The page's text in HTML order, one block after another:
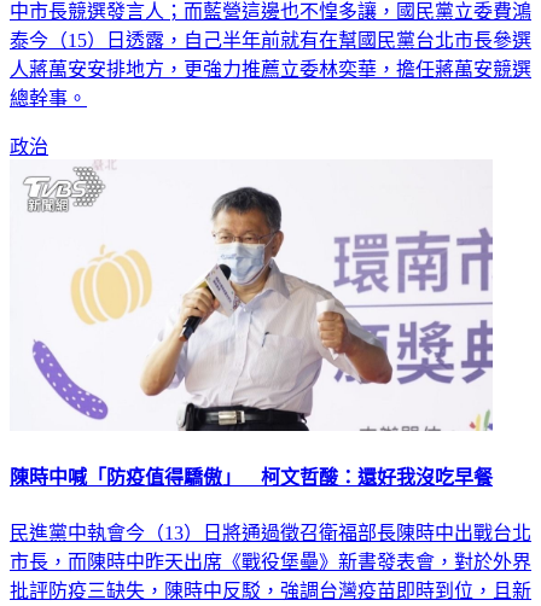
中市長競選發言人；而藍營這邊也不惶多讓，國民黨立委費鴻
泰今（15）日透露，自己半年前就有在幫國民黨台北市長參選
人蔣萬安安排地方，更強力推薦立委林奕華，擔任蔣萬安競選
總幹事。
政治
陳時中喊「防疫值得驕傲」 柯文哲酸：還好我沒吃早餐
民進黨中執會今（13）日將通過徵召衛福部長陳時中出戰台北
市長，而陳時中昨天出席《戰役堡壘》新書發表會，對於外界
批評防疫三缺失，陳時中反駁，強調台灣疫苗即時到位，且新